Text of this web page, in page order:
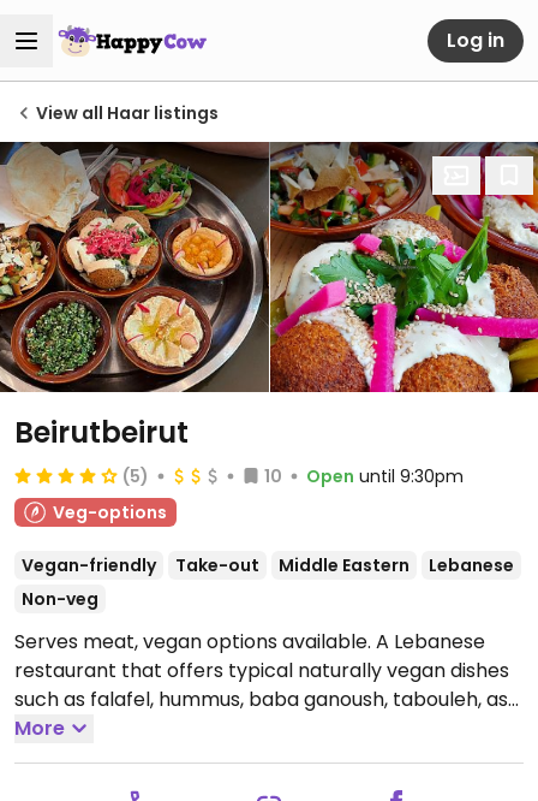
Log in
View all Haar listings
Beirutbeirut
(5) 10 Open until 9:30pm
Veg-options
Vegan-friendly Take-out Middle Eastern
Lebanese
Non-veg
Serves meat, vegan options available. A Lebanese
restaurant that offers typical naturally vegan dishes
such as falafel, hummus, baba ganoush, tabouleh, as
well as a hot dish of the day. Ask staff to ensure if the
sauces are vegan. Reported to serve meat May 2023.
Open Mon-Sat 11:30-21:30.
More